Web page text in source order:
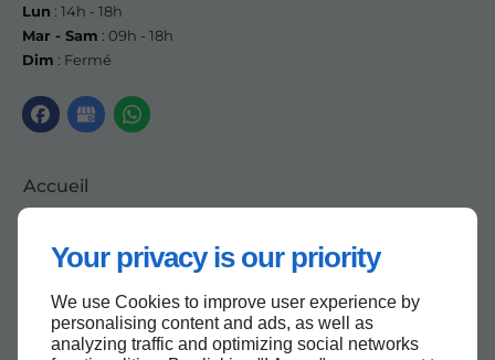
Your privacy is our priority
We use Cookies to improve user experience by
personalising content and ads, as well as
analyzing traffic and optimizing social networks
Lun : 14h - 18h
Mar - Sam : 09h - 18h
Dim : Fermé
Accueil
Mentions légales
Plan du site